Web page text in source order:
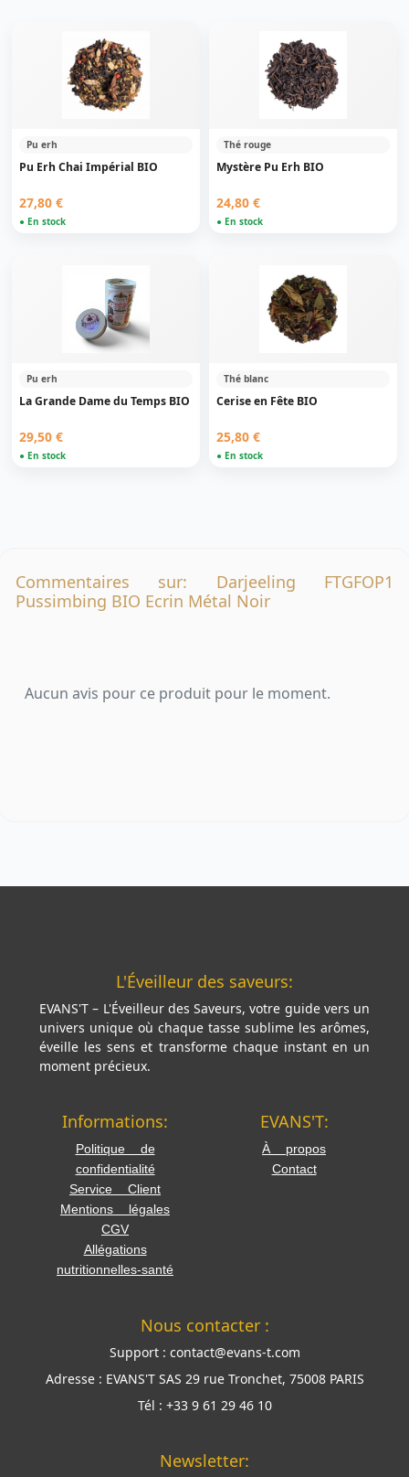
Pu erh
Pu Erh Chai Impérial BIO
27,80 €
● En stock
Thé rouge
Mystère Pu Erh BIO
24,80 €
● En stock
Pu erh
La Grande Dame du Temps BIO
29,50 €
● En stock
Thé blanc
Cerise en Fête BIO
25,80 €
● En stock
Commentaires sur: Darjeeling FTGFOP1
Pussimbing BIO Ecrin Métal Noir
Aucun avis pour ce produit pour le moment.
L'Éveilleur des saveurs:
EVANS'T – L'Éveilleur des Saveurs, votre guide vers un
univers unique où chaque tasse sublime les arômes,
éveille les sens et transforme chaque instant en un
moment précieux.
Informations:
Politique de
confidentialité
Service Client
Mentions légales
CGV
Allégations
nutritionnelles-santé
EVANS'T:
À propos
Contact
Nous contacter :
Support : contact@evans-t.com
Adresse : EVANS'T SAS 29 rue Tronchet, 75008 PARIS
Tél : +33 9 61 29 46 10
Newsletter: